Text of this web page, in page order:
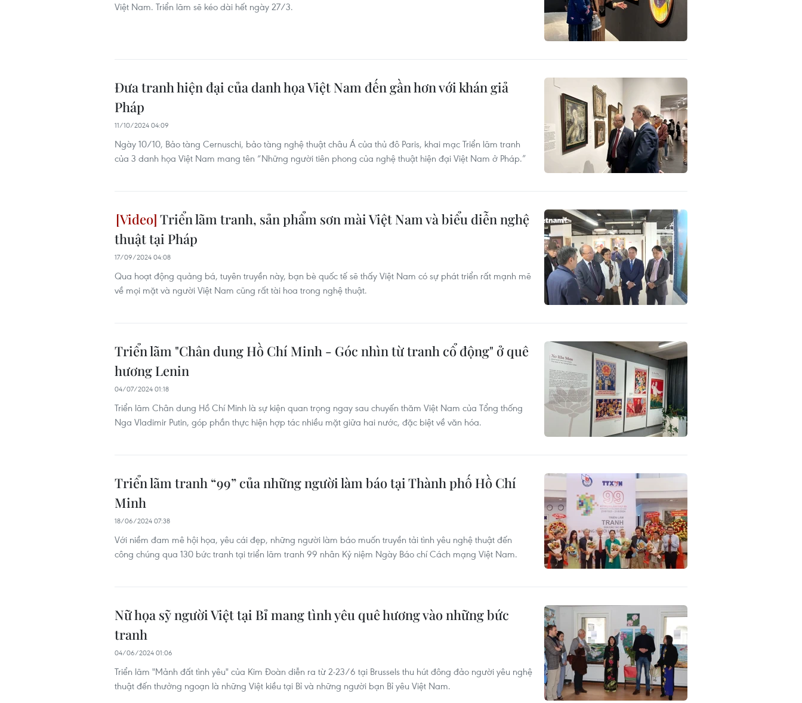
Việt Nam. Triển lãm sẽ kéo dài hết ngày 27/3.
Đưa tranh hiện đại của danh họa Việt Nam đến gần hơn với khán giả
Pháp
11/10/2024 04:09
Ngày 10/10, Bảo tàng Cernuschi, bảo tàng nghệ thuật châu Á của thủ đô Paris, khai mạc Triển lãm tranh
của 3 danh họa Việt Nam mang tên “Những người tiên phong của nghệ thuật hiện đại Việt Nam ở Pháp.”
Triển lãm tranh, sản phẩm sơn mài Việt Nam và biểu diễn nghệ
thuật tại Pháp
17/09/2024 04:08
Qua hoạt động quảng bá, tuyên truyền này, bạn bè quốc tế sẽ thấy Việt Nam có sự phát triển rất mạnh mẽ
về mọi mặt và người Việt Nam cũng rất tài hoa trong nghệ thuật.
Triển lãm "Chân dung Hồ Chí Minh - Góc nhìn từ tranh cổ động" ở quê
hương Lenin
04/07/2024 01:18
Triển lãm Chân dung Hồ Chí Minh là sự kiện quan trọng ngay sau chuyến thăm Việt Nam của Tổng thống
Nga Vladimir Putin, góp phần thực hiện hợp tác nhiều mặt giữa hai nước, đặc biệt về văn hóa.
Triển lãm tranh “99” của những người làm báo tại Thành phố Hồ Chí
Minh
18/06/2024 07:38
Với niềm đam mê hội họa, yêu cái đẹp, những người làm báo muốn truyền tải tình yêu nghệ thuật đến
công chúng qua 130 bức tranh tại triển lãm tranh 99 nhân Kỷ niệm Ngày Báo chí Cách mạng Việt Nam.
Nữ họa sỹ người Việt tại Bỉ mang tình yêu quê hương vào những bức
tranh
04/06/2024 01:06
Triển lãm "Mảnh đất tình yêu" của Kim Đoàn diễn ra từ 2-23/6 tại Brussels thu hút đông đảo người yêu nghệ
thuật đến thưởng ngoạn là những Việt kiều tại Bỉ và những người bạn Bỉ yêu Việt Nam.